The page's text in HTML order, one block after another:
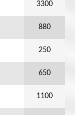
3300
880
250
650
1100